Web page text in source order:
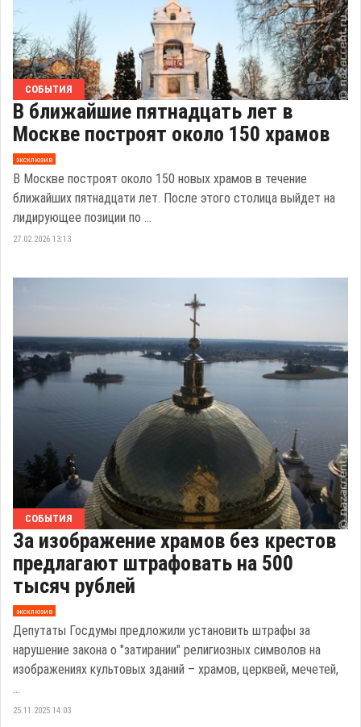
СОБЫТИЯ
В ближайшие пятнадцать лет в
Москве построят около 150 храмов
эксклюзив
В Москве построят около 150 новых храмов в течение
ближайших пятнадцати лет. После этого столица выйдет на
лидирующее позиции по ...
27.02.2026 13:13
СОБЫТИЯ
За изображение храмов без крестов
предлагают штрафовать на 500
тысяч рублей
эксклюзив
Депутаты Госдумы предложили установить штрафы за
нарушение закона о "затирании" религиозных символов на
изображениях культовых зданий – храмов, церквей, мечетей,
...
25.11.2025 14:03